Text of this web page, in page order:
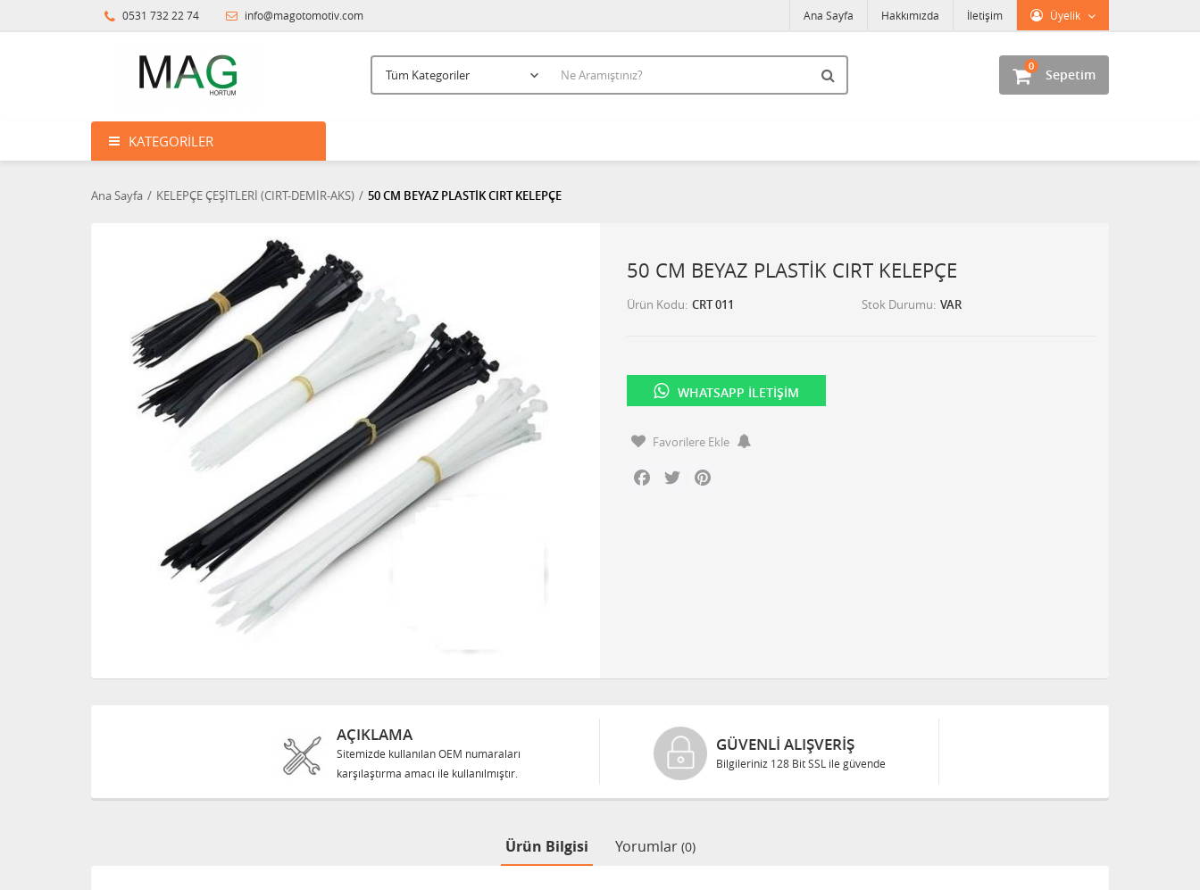
0531 732 22 74 info@magotomotiv.com Üyelik
Ana Sayfa Hakkımızda İletişim
Sepetim
0
KATEGORILER
Ana Sayfa KELEPÇE ÇEŞİTLERİ (CIRT-DEMİR-AKS) 50 CM BEYAZ PLASTİK CIRT KELEPÇE
50 CM BEYAZ PLASTİK CIRT KELEPÇE
Ürün Kodu CRT 011 Stok Durumu VAR
WHATSAPP İLETIŞIM
Favorilere Ekle
Facebook
Twitter
AÇIKLAMA
Sitemizde kullanılan OEM numaraları
karşılaştırma amacı ile kullanılmıştır.
GÜVENLI ALIŞVERIŞ
Bilgileriniz 128 Bit SSL ile güvende
Ürün Bilgisi Yorumlar (0)